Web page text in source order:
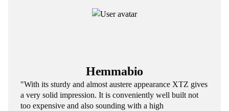
Hemmabio
"With its sturdy and almost austere appearance XTZ gives
a very solid impression. It is conveniently well built not
too expensive and also sounding with a high